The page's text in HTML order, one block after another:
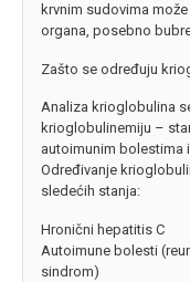
krvnim sudovima
organa, posebno
Zašto se određuju
Analiza krioglobulina
krioglobulinemiju –
autoimunim bolestima
Određivanje
sledećih stanja:
Hronični hepatitis C
Autoimune bolesti
sindrom)